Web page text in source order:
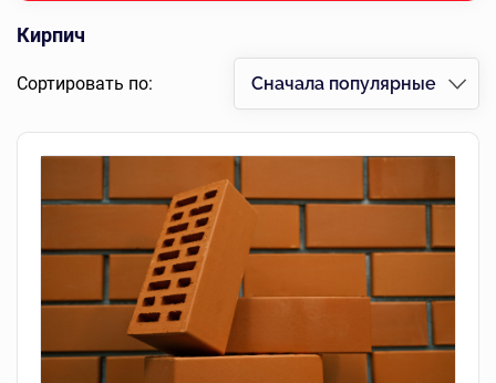
Кирпич
Сортировать по: Сначала популярные